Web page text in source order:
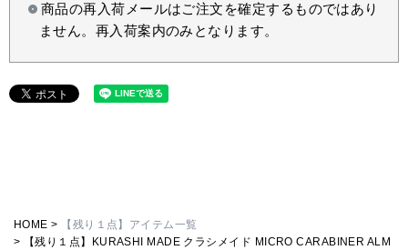
商品の再入荷メールはご注文を確定するものではあり
ません。再入荷案内のみとなります。
HOME
【残り１点】アイテム一覧
【残り１点】KURASHI MADE クラシメイド MICRO CARABINER ALM